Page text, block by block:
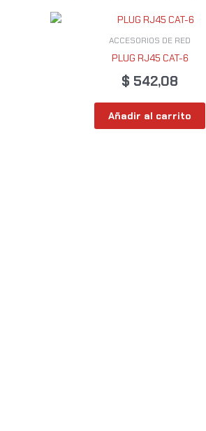
ACCESORIOS DE RED
PLUG RJ45 CAT-6
$ 542,08
Añadir al carrito